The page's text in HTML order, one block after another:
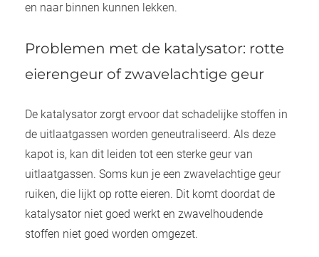
en naar binnen kunnen lekken.
Problemen met de katalysator: rotte
eierengeur of zwavelachtige geur
De katalysator zorgt ervoor dat schadelijke stoffen in
de uitlaatgassen worden geneutraliseerd. Als deze
kapot is, kan dit leiden tot een sterke geur van
uitlaatgassen. Soms kun je een zwavelachtige geur
ruiken, die lijkt op rotte eieren. Dit komt doordat de
katalysator niet goed werkt en zwavelhoudende
stoffen niet goed worden omgezet.